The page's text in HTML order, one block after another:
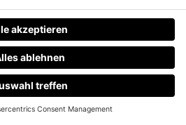
RADIOS MENÜ